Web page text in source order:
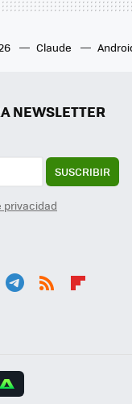
Claude
NEWSLETTER
SUSCRIBIR
privacidad